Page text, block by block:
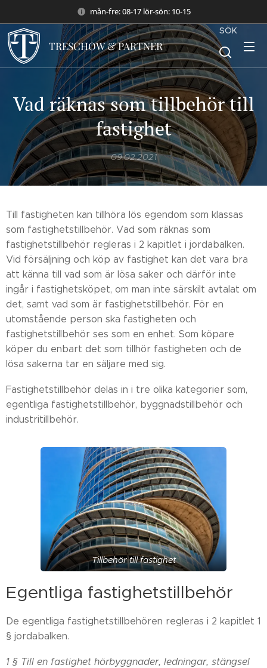
mån-fre: 08-17 lör-sön: 10-15
TRESCHOW & PARTNER
SÖK
Vad räknas som tillbehör till
fastighet
09.02.2021
Till fastigheten kan tillhöra lös egendom som klassas
som fastighetstillbehör. Vad som räknas som
fastighetstillbehör regleras i 2 kapitlet i jordabalken.
Vid försäljning och köp av fastighet kan det vara bra
att känna till vad som är lösa saker och därför inte
ingår i fastighetsköpet, om man inte särskilt avtalat om
det, samt vad som är fastighetstillbehör. För en
utomstående person ska fastigheten och
fastighetstillbehör ses som en enhet. Som köpare
köper du enbart det som tillhör fastigheten och de
lösa sakerna tar en säljare med sig.
Fastighetstillbehör delas in i tre olika kategorier som,
egentliga fastighetstillbehör, byggnadstillbehör och
industritillbehör.
Tillbehör till fastighet
Egentliga fastighetstillbehör
De egentliga fastighetstillbehören regleras i 2 kapitlet 1
§ jordabalken.
1 § Till en fastighet hörbyggnader, ledningar, stängsel